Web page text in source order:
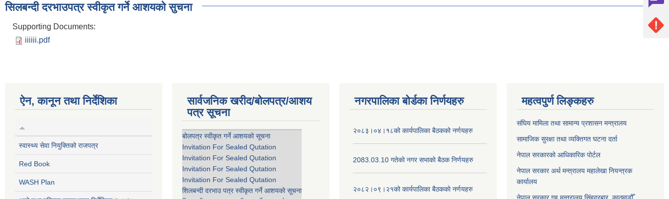
सिलबन्दी दरभाउपत्र स्वीकृत गर्ने आशयको सुचना
Supporting Documents:
iiiiii.pdf
ऐन, कानून तथा निर्देशिका
स्वास्थ्य सेवा नियुक्तिको राजपत्र
Red Book
WASH Plan
सार्वजनिक खरीद/बोलपत्र/आशय
पत्र सूचना
बोलपत्र स्वीकृत गर्ने आशयको सूचना
Invitation For Sealed Qutation
Invitation For Sealed Qutation
Invitation For Sealed Qutation
Invitation For Sealed Qutation
शिलबन्दी दरभाउ पत्र स्वीकृत गर्ने आशयको सूचना
नगरपालिका बोर्डका निर्णयहरु
२०८३।०४।१८को कार्यपालिका बैठकको नर्णयहरु
2083.03.10 गतेको नगर सभाको बैठक निर्णयहरु
२०८२।०९।२१को कार्यपालिका बैठकको नर्णयहरु
महत्वपुर्ण लिङ्कहरु
संघिय मामिला तथा सामान्य प्रशासन मन्त्रालय
सामाजिक सुरक्षा तथा व्यक्तिगत घटना दर्ता
नेपाल सरकारको आधिकारिक पोर्टल
नेपाल सरकार अर्थ मन्त्रालय महालेखा नियन्त्रक
कार्यालय
नेपाल सरकार गृह मन्त्रालय सिंहदरबार, काठमाडौँ